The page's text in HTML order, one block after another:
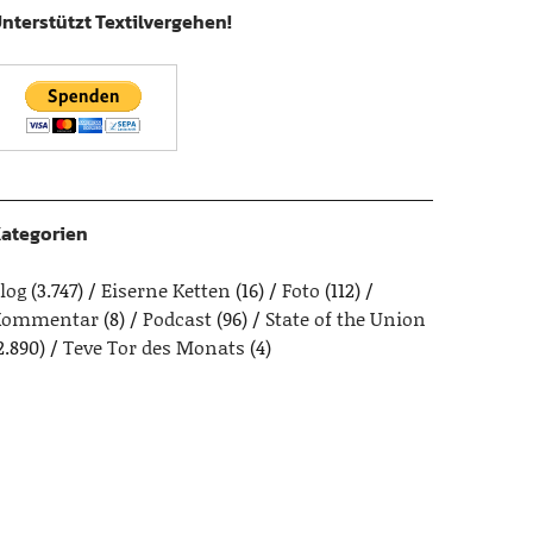
Textilvergehen!
(3.747) Eiserne Ketten (16) Foto (112)
(8) Podcast(96)
State of the Union
Teve Tor des Monats (4)